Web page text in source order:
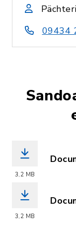
09434
3,2 MB
3,2 MB